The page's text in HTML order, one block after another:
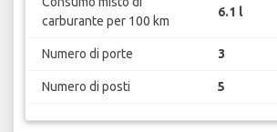
carburante per 100 km
6.1 l
Numero di porte 3
Numero di posti 5